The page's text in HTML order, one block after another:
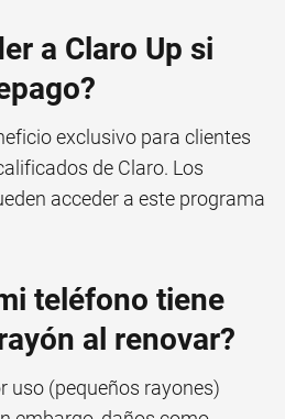
a Claro Up si
exclusivo para clientes
de Claro. Los
acceder a este programa
teléfono tiene
al renovar?
uso (pequeños rayones)